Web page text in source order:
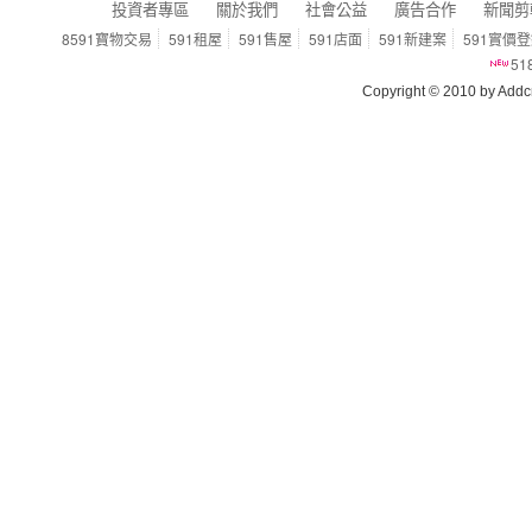
投資者專區 關於我們 社會公益 廣告合作 新聞
8591寶物交易 591租屋 591售屋 591店面 591新建案
591實價
Copyright © 2010 by